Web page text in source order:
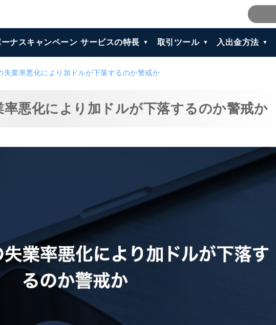
ナスキャンペーン サービスの特長 取引ツール 入出金方法
失業率悪化により加ドルが下落するのか警戒か
率悪化により加ドルが下落するのか警戒か